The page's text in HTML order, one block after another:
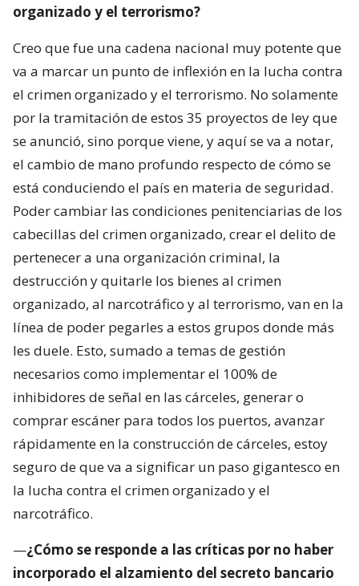
organizado y el terrorismo?
Creo que fue una cadena nacional muy potente que
va a marcar un punto de inflexión en la lucha contra
el crimen organizado y el terrorismo. No solamente
por la tramitación de estos 35 proyectos de ley que
se anunció, sino porque viene, y aquí se va a notar,
el cambio de mano profundo respecto de cómo se
está conduciendo el país en materia de seguridad.
Poder cambiar las condiciones penitenciarias de los
cabecillas del crimen organizado, crear el delito de
pertenecer a una organización criminal, la
destrucción y quitarle los bienes al crimen
organizado, al narcotráfico y al terrorismo, van en la
línea de poder pegarles a estos grupos donde más
les duele. Esto, sumado a temas de gestión
necesarios como implementar el 100% de
inhibidores de señal en las cárceles, generar o
comprar escáner para todos los puertos, avanzar
rápidamente en la construcción de cárceles, estoy
seguro de que va a significar un paso gigantesco en
la lucha contra el crimen organizado y el
narcotráfico.
—¿Cómo se responde a las críticas por no haber
incorporado el alzamiento del secreto bancario